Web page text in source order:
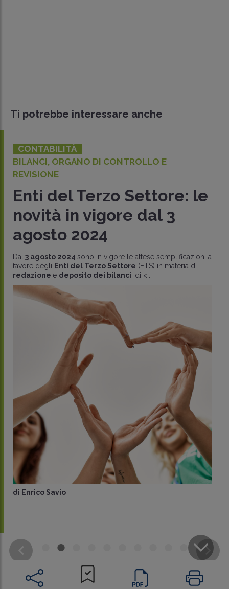
CONDIVIDI
Ti potrebbe interessare anche
CONTABILITÀ
BILANCI, ORGANO DI CONTROLLO E
REVISIONE
Enti del Terzo Settore: le
novità in vigore dal 3
agosto 2024
Dal 3 agosto 2024 sono in vigore le attese semplificazioni a
favore degli Enti del Terzo Settore (ETS) in materia di
redazione e deposito dei bilanci , di <..
di Enrico Savio